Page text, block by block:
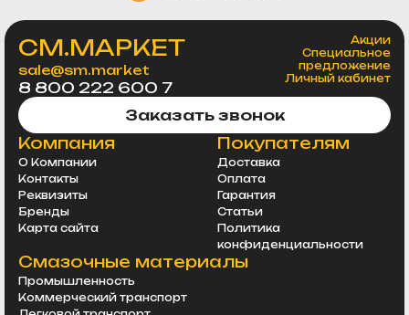
СМ.МАРКЕТ
sale@sm.market
8 800 222 600 7
Акции
Специальное
предложение
Личный кабинет
Заказать звонок
Компания
О Компании
Контакты
Реквизиты
Бренды
Карта сайта
Покупателям
Доставка
Оплата
Гарантия
Статьи
Политика
конфиденциальности
Смазочные материалы
Промышленность
Коммерческий транспорт